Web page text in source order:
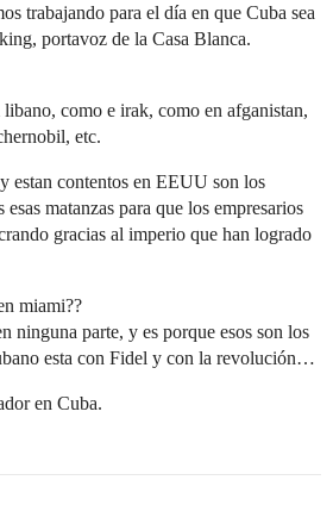
trabajando para el día en que Cuba sea
portavoz de la Casa Blanca.
como e irak, como en afganistan,
etc.
estan contentos en EEUU son los
matanzas para que los empresarios
gracias al imperio que han logrado
miami??
ninguna parte, y es porque esos son los
esta con Fidel y con la revolución…
en Cuba.